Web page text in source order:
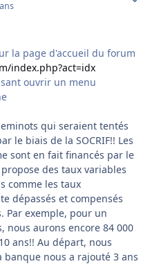
la page d'accueil du forum
index.php?act=idx
ouvrir un menu
qui seraient tentés
le biais de la SOCRIF!! Les
sont en fait financés par le
des taux variables
comme les taux
dépassés et compensés
Par exemple, pour un
nous aurons encore 84 000
ans!! Au départ, nous
nous a rajouté 3 ans